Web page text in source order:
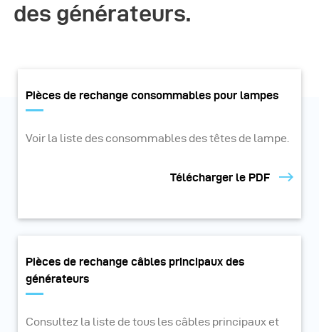
des générateurs.
Pièces de rechange consommables pour lampes
Voir la liste des consommables des têtes de lampe.
Télécharger le PDF
Pièces de rechange câbles principaux des
générateurs
Consultez la liste de tous les câbles principaux et